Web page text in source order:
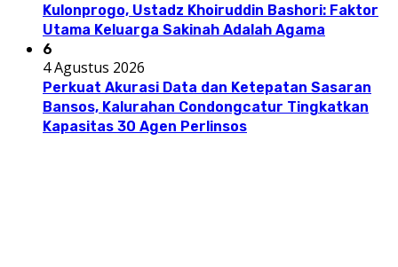
Kulonprogo, Ustadz Khoiruddin Bashori: Faktor
Utama Keluarga Sakinah Adalah Agama
6
4 Agustus 2026
Perkuat Akurasi Data dan Ketepatan Sasaran
Bansos, Kalurahan Condongcatur Tingkatkan
Kapasitas 30 Agen Perlinsos